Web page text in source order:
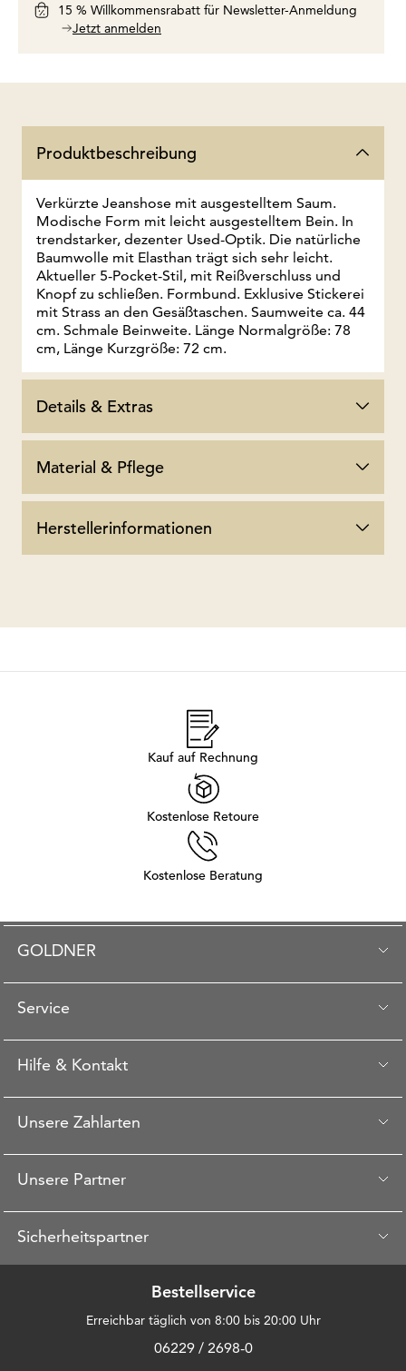
15 % Willkommensrabatt für Newsletter-Anmeldung
Jetzt anmelden
Produktbeschreibung
Verkürzte Jeanshose mit ausgestelltem Saum.
Modische Form mit leicht ausgestelltem Bein. In
trendstarker, dezenter Used-Optik. Die natürliche
Baumwolle mit Elasthan trägt sich sehr leicht.
Aktueller 5-Pocket-Stil, mit Reißverschluss und
Knopf zu schließen. Formbund. Exklusive Stickerei
mit Strass an den Gesäßtaschen. Saumweite ca. 44
cm. Schmale Beinweite. Länge Normalgröße: 78
cm, Länge Kurzgröße: 72 cm.
Details & Extras
Material & Pflege
Herstellerinformationen
Kauf auf Rechnung
Kostenlose Retoure
Kostenlose Beratung
GOLDNER
Service
Hilfe & Kontakt
Unsere Zahlarten
Unsere Partner
Sicherheitspartner
Bestellservice
Erreichbar täglich von 8:00 bis 20:00 Uhr
06229 / 2698-0